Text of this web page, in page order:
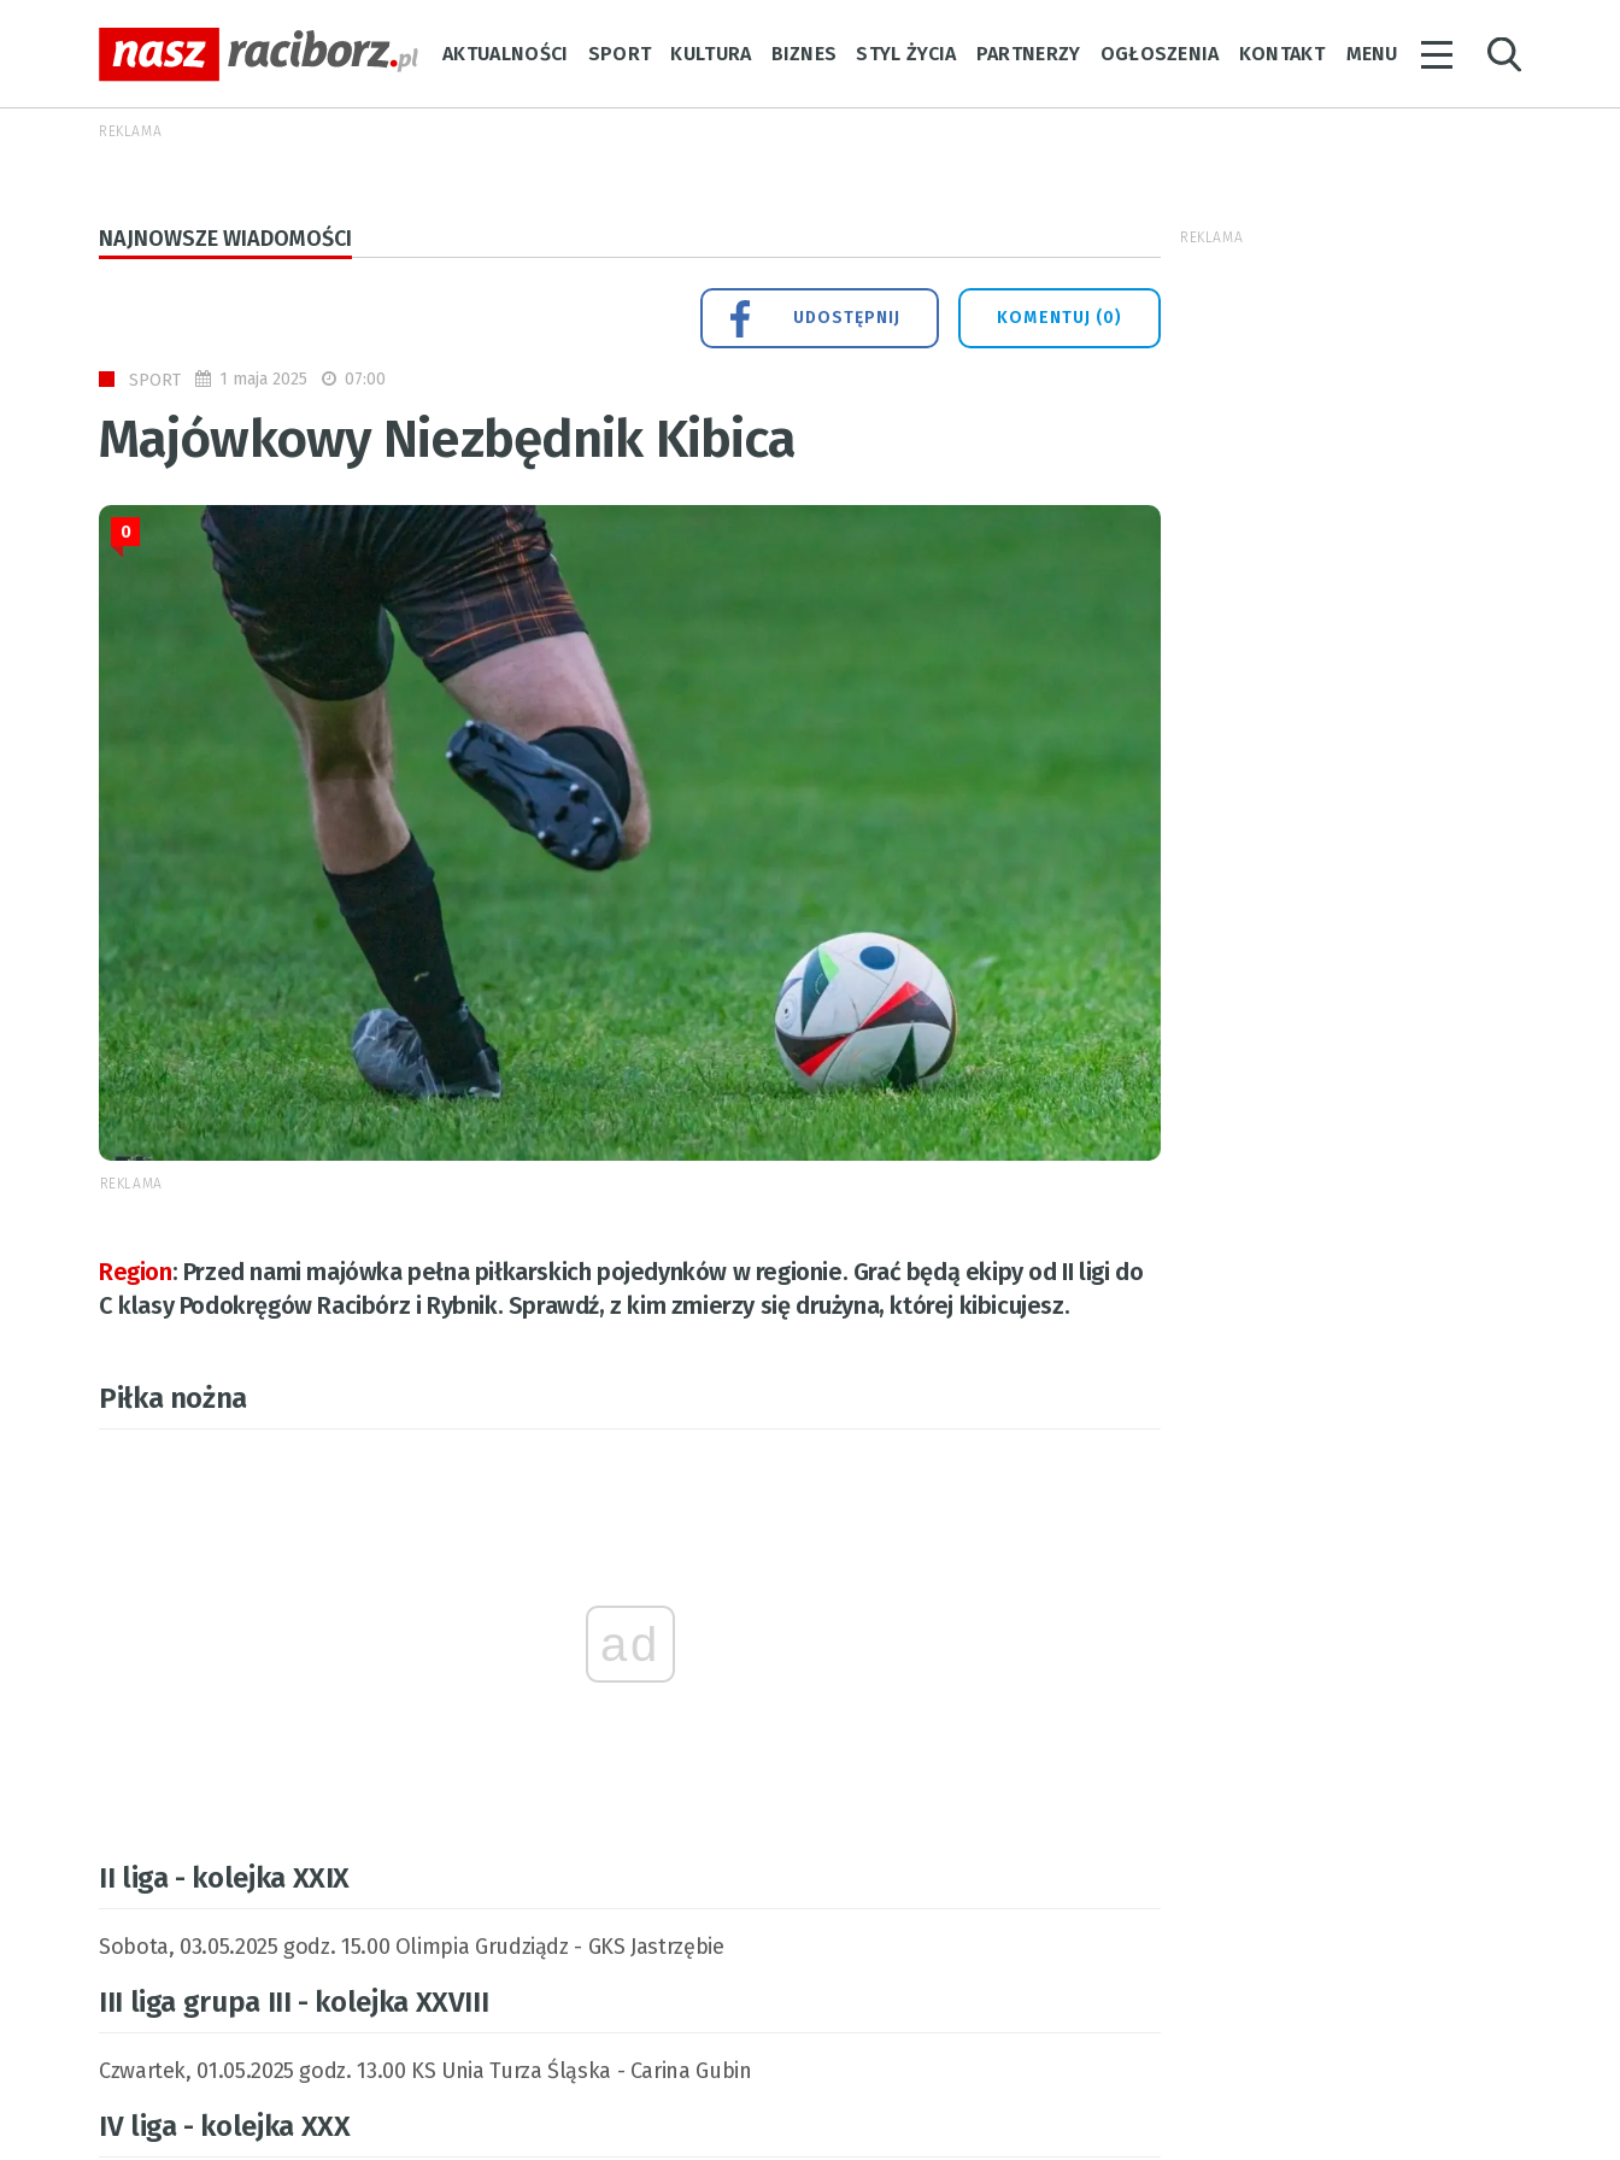
AKTUALNOŚCI SPORT KULTURA BIZNES STYL ŻYCIA PARTNERZY OGŁOSZENIA KONTAKT MENU
REKLAMA
NAJNOWSZE WIADOMOŚCI
KOMENTUJ (0)
UDOSTĘPNIJ
SPORT 1 maja 2025 07:00
Majówkowy Niezbędnik Kibica
0
REKLAMA
Region: Przed nami majówka pełna piłkarskich pojedynków w regionie. Grać będą ekipy od II ligi do
C klasy Podokręgów Racibórz i Rybnik. Sprawdź, z kim zmierzy się drużyna, której kibicujesz.
Piłka nożna
ad
II liga - kolejka XXIX
Sobota, 03.05.2025 godz. 15.00 Olimpia Grudziądz - GKS Jastrzębie
III liga grupa III - kolejka XXVIII
Czwartek, 01.05.2025 godz. 13.00 KS Unia Turza Śląska - Carina Gubin
IV liga - kolejka XXX
REKLAMA